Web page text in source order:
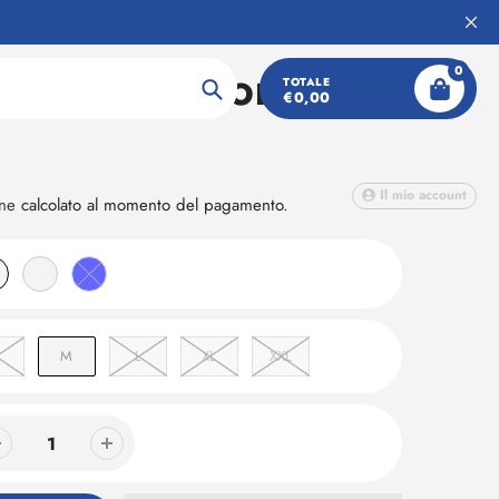
Ricerca
TOTALE
€0,00
0
Il mio account
HP RACE POLO
calcolato al momento del pagamento.
M L XL XXL